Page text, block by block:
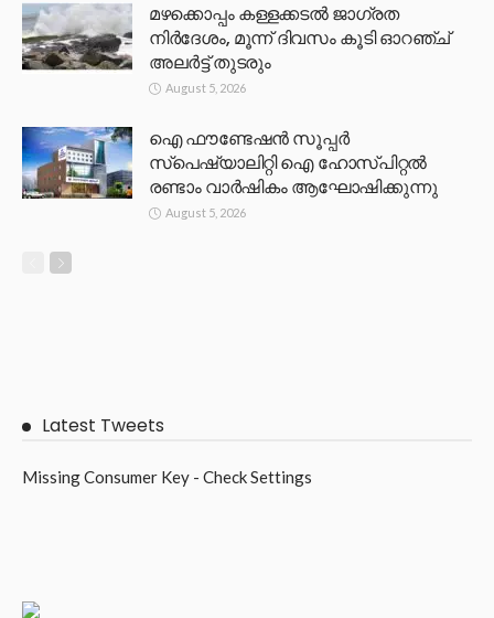
മഴക്കൊപ്പം കള്ളക്കടൽ ജാഗ്രത
നിർദേശം, മൂന്ന് ദിവസം കൂടി ഓറഞ്ച്
അലർട്ട് തുടരും
August 5, 2026
ഐ ഫൗണ്ടേഷൻ സൂപ്പർ
സ്പെഷ്യാലിറ്റി ഐ ഹോസ്പിറ്റൽ
രണ്ടാം വാർഷികം ആഘോഷിക്കുന്നു
August 5, 2026
Latest Tweets
Missing Consumer Key - Check Settings